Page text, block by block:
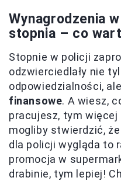
Wynagrodzenia
stopnia – co
Stopnie w policji
odzwierciedlały nie
odpowiedzialności,
finansowe. A wiesz,
pracujesz, tym
mogliby stwierdzić,
dla policji wygląda to
promocja w
drabinie, tym lepiej!